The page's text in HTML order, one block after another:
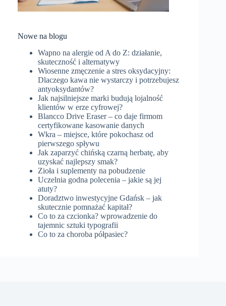
Nowe na blogu
Wapno na alergie od A do Z: działanie,
skuteczność i alternatywy
Wiosenne zmęczenie a stres oksydacyjny:
Dlaczego kawa nie wystarczy i potrzebujesz
antyoksydantów?
Jak najsilniejsze marki budują lojalność
klientów w erze cyfrowej?
Blancco Drive Eraser – co daje firmom
certyfikowane kasowanie danych
Wkra – miejsce, które pokochasz od
pierwszego spływu
Jak zaparzyć chińską czarną herbatę, aby
uzyskać najlepszy smak?
Zioła i suplementy na pobudzenie
Uczelnia godna polecenia – jakie są jej
atuty?
Doradztwo inwestycyjne Gdańsk – jak
skutecznie pomnażać kapitał?
Co to za czcionka? wprowadzenie do
tajemnic sztuki typografii
Co to za choroba półpasiec?